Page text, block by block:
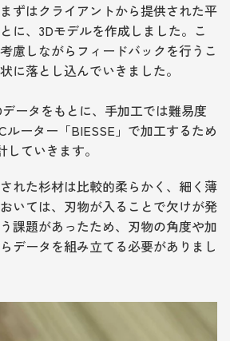
ずはクライアントから提供された平
に、3Dモデルを作成しました。こ
慮しながらフィードバックを行うこ
に落とし込んでいきました。
ータをもとに、手加工では難易度
ルーター「BIESSE」で加工するため
ていきます。
れた杉材は比較的柔らかく、細く薄
いては、刃物が入ることで欠けが発
課題があったため、刃物の角度や加
データを組み立てる必要がありまし